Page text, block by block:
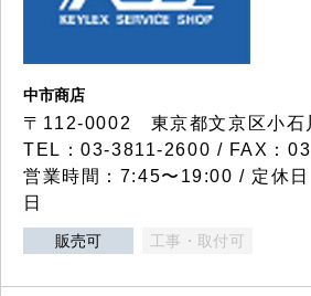
中市商店
〒112-0002 東京都文京区小石
TEL：03-3811-2600 / FAX：
営業時間：7:45〜19:00 / 定休日
日
販売可 工事・取付可